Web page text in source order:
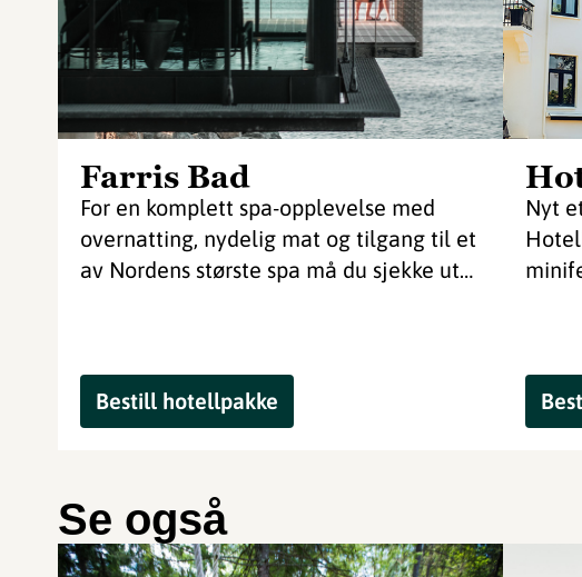
Farris Bad
For en komplett spa-opplevelse med
overnatting, nydelig mat og tilgang til et
av Nordens største spa må du sjekke ut
inkludert.
Bestill hotellpakke
Nyt
Se også